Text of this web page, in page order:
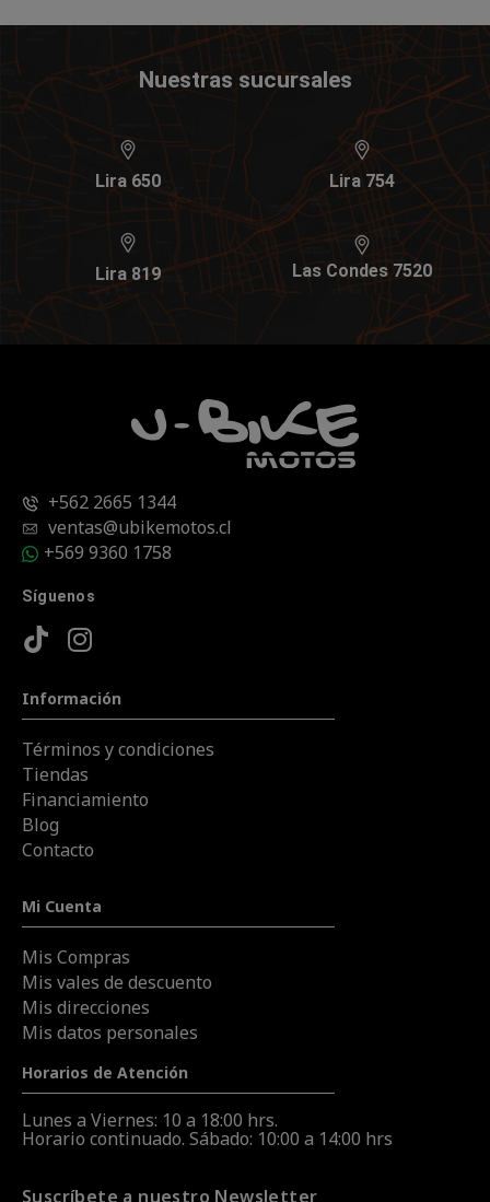
Nuestras sucursales
Lira 650 Lira 754
Lira 819 Las Condes 7520
+562 2665 1344
ventas@ubikemotos.cl
+569 9360 1758
Síguenos
Información
Términos y condiciones
Tiendas
Financiamiento
Blog
Contacto
Mi Cuenta
Mis Compras
Mis vales de descuento
Mis direcciones
Mis datos personales
Horarios de Atención
Lunes a Viernes: 10 a 18:00 hrs.
Horario continuado. Sábado: 10:00 a 14:00 hrs
Suscríbete a nuestro Newsletter